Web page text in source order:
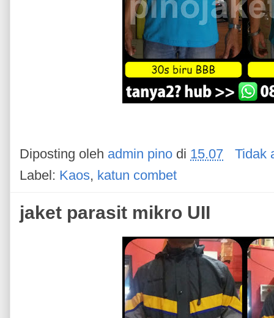
Diposting oleh admin pino di 15.07
Tidak
Label: Kaos, katun combet
jaket parasit mikro UII